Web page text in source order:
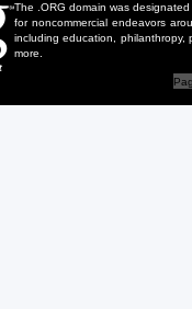
The .ORG domain was
for noncommercial endeavors
including education, philanthropy,
more.